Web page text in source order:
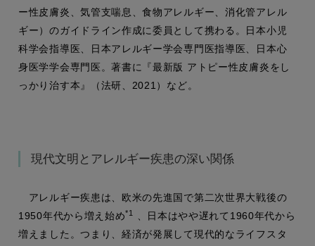
ー性皮膚炎、気管支喘息、食物アレルギー、消化管アレル
ギー）のガイドライン作成に委員として携わる。日本小児
科学会指導医、日本アレルギー学会専門医指導医、日本心
身医学学会専門医。著書に『最新版 アトピー性皮膚炎をし
っかり治す本』（法研、2021）など。
現代文明とアレルギー疾患の深い関係
アレルギー疾患は、欧米の先進国で第二次世界大戦後の
1950年代から増え始め*1
、日本はやや遅れて1960年代から
増えました。つまり、経済が発展して現代的なライフスタ